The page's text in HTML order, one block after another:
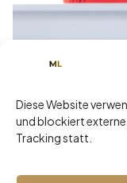
Diese Website
und blockiert externe
Tracking statt.
„Ich mach’s
Satz einer